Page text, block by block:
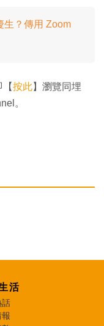
生？傳用 Zoom
按此】瀏覽同埋
。
活
話